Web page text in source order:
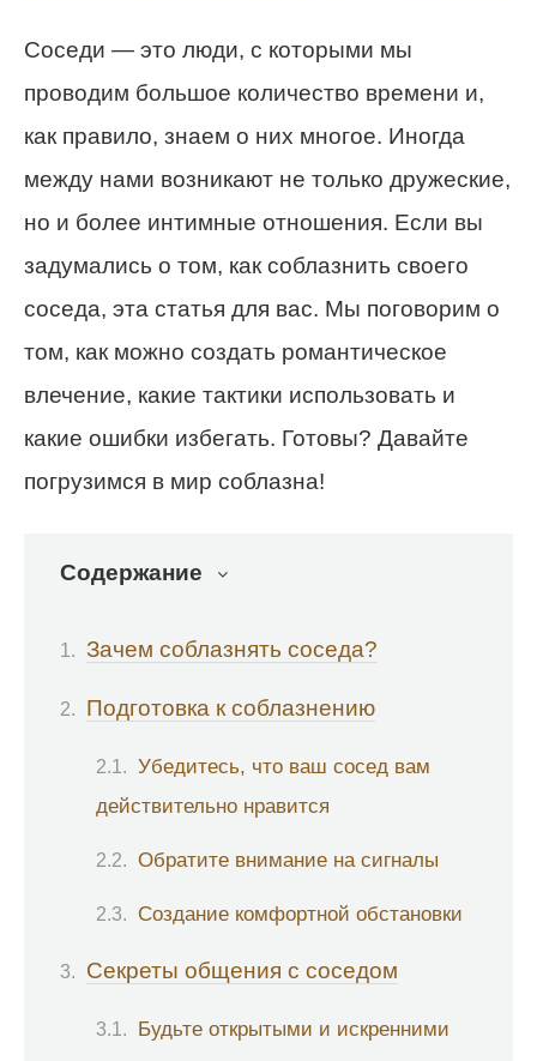
Соседи — это люди, с которыми мы
проводим большое количество времени и,
как правило, знаем о них многое. Иногда
между нами возникают не только дружеские,
но и более интимные отношения. Если вы
задумались о том, как соблазнить своего
соседа, эта статья для вас. Мы поговорим о
том, как можно создать романтическое
влечение, какие тактики использовать и
какие ошибки избегать. Готовы? Давайте
погрузимся в мир соблазна!
Содержание
Зачем соблазнять соседа?
Подготовка к соблазнению
Убедитесь, что ваш сосед вам
действительно нравится
Обратите внимание на сигналы
Создание комфортной обстановки
Секреты общения с соседом
Будьте открытыми и искренними